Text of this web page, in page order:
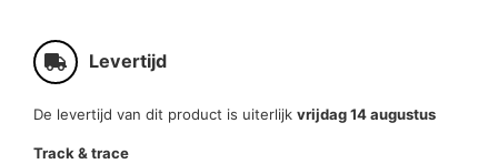
Levertijd
De levertijd van dit product is uiterlijk vrijdag 14 augustus
Track & trace